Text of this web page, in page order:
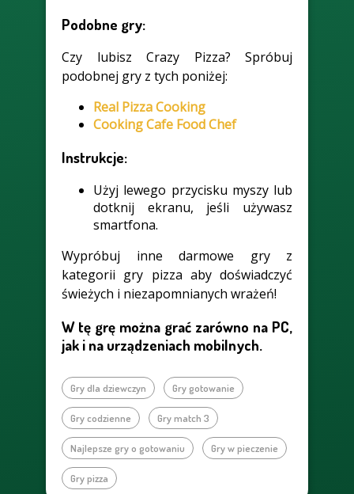
Podobne gry:
Czy lubisz Crazy Pizza? Spróbuj
podobnej gry z tych poniżej:
Real Pizza Cooking
Cooking Cafe Food Chef
Instrukcje:
Użyj lewego przycisku myszy lub
dotknij ekranu, jeśli używasz
smartfona.
Wypróbuj inne darmowe gry z
kategorii gry pizza aby doświadczyć
świeżych i niezapomnianych wrażeń!
W tę grę można grać zarówno na PC,
jak i na urządzeniach mobilnych.
Gry dla dziewczyn Gry gotowanie
Gry codzienne Gry match 3
Najlepsze gry o gotowaniu Gry w pieczenie
Gry pizza